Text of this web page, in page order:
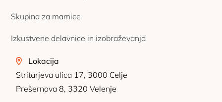
Skupina za mamice
Izkustvene delavnice in izobraževanja
Lokacija
Stritarjeva ulica 17, 3000 Celje
Prešernova 8, 3320 Velenje